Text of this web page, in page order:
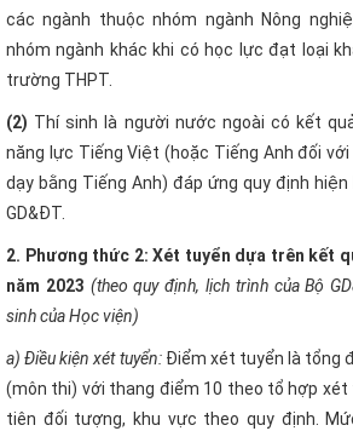
các ngành thuộc nhóm ngành Nông
nhóm ngành khác khi có học lực đạt loại
trường THPT.
(2) Thí sinh là người nước ngoài có kết
năng lực Tiếng Việt (hoặc Tiếng Anh đối
dạy bằng Tiếng Anh) đáp ứng quy định
GD&ĐT.
2. Phương thức 2: Xét tuyển dựa trên kết
năm 2023 (theo quy định, lịch trình của Bộ
sinh của Học viện)
a) Điều kiện xét tuyển: Điểm xét tuyển là tổng
(môn thi) với thang điểm 10 theo tổ hợp
tiên đối tượng, khu vực theo quy định.